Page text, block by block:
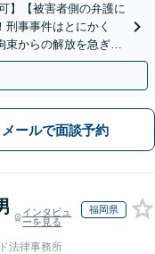
】【被害者側の弁護に
事事件はとにかく
束からの解放を急ぎま
メールで面談予約
インタビュ
ーを見る
福岡県
法律事務所